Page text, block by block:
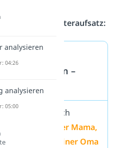
Musteraufsatz:
Ferien –
saß ich
mit meiner Mama,
Opa und meiner Oma
analysieren
04:26
analysieren
05:00